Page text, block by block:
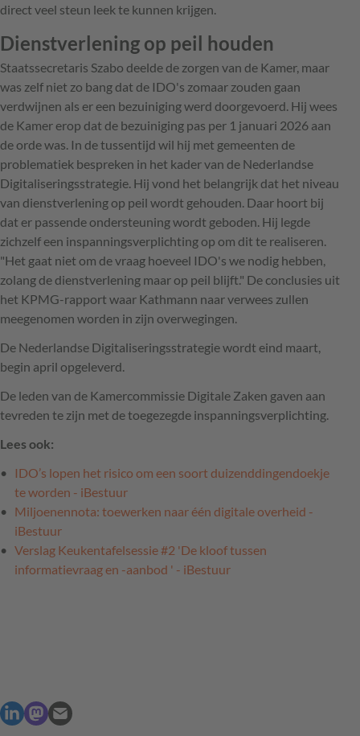
direct veel steun leek te kunnen krijgen.
Dienstverlening op peil houden
Staatssecretaris Szabo deelde de zorgen van de Kamer, maar
was zelf niet zo bang dat de IDO's zomaar zouden gaan
verdwijnen als er een bezuiniging werd doorgevoerd. Hij wees
de Kamer erop dat de bezuiniging pas per 1 januari 2026 aan
de orde was. In de tussentijd wil hij met gemeenten de
problematiek bespreken in het kader van de Nederlandse
Digitaliseringsstrategie. Hij vond het belangrijk dat het niveau
van dienstverlening op peil wordt gehouden. Daar hoort bij
dat er passende ondersteuning wordt geboden. Hij legde
zichzelf een inspanningsverplichting op om dit te realiseren.
"Het gaat niet om de vraag hoeveel IDO's we nodig hebben,
zolang de dienstverlening maar op peil blijft." De conclusies uit
het KPMG-rapport waar Kathmann naar verwees zullen
meegenomen worden in zijn overwegingen.
De Nederlandse Digitaliseringsstrategie wordt eind maart,
begin april opgeleverd.
De leden van de Kamercommissie Digitale Zaken gaven aan
tevreden te zijn met de toegezegde inspanningsverplichting.
Lees ook:
IDO’s lopen het risico om een soort duizenddingendoekje
te worden - iBestuur
Miljoenennota: toewerken naar één digitale overheid -
iBestuur
Verslag Keukentafelsessie #2 'De kloof tussen
informatievraag en -aanbod ' - iBestuur